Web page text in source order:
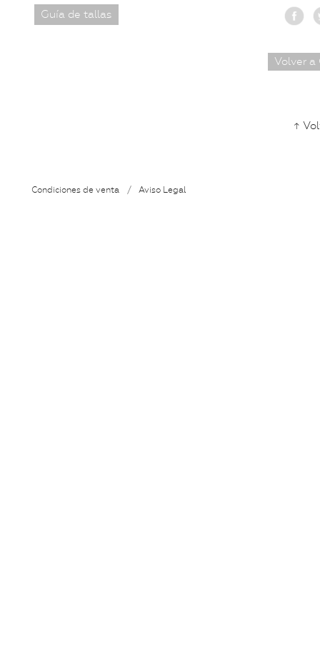
Guía de tallas
Volver a
↑
Condiciones de venta / Aviso Legal